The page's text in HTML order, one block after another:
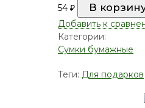
54 ₽
Добавить к
Категории:
Сумки бумажные
Теги: Для подарков